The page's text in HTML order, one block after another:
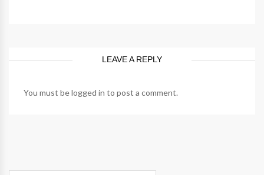
LEAVE A REPLY
You must belogged in to post a comment.